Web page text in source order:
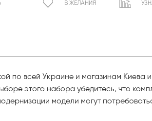
В ЖЕЛАНИЯ
по всей Украине и магазинам Киева
этого набора убедитесь, что
модели могут